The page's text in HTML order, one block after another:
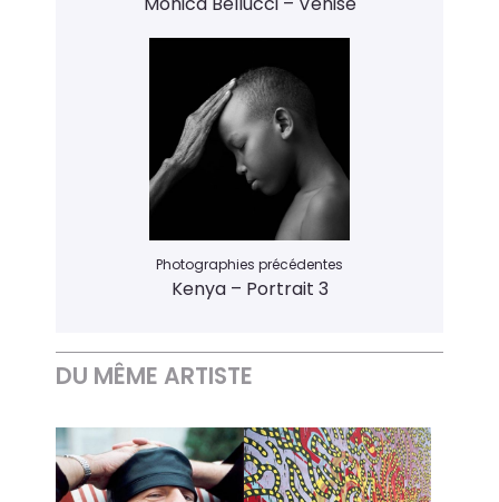
Photographies précédentes
Kenya – Portrait 3
DU MÊME ARTISTE